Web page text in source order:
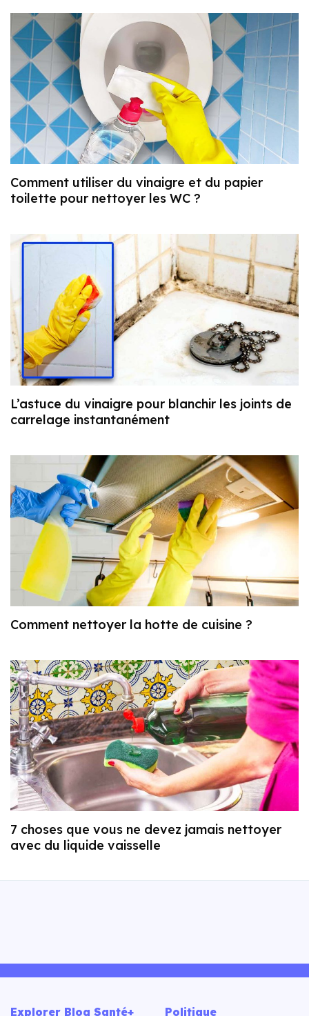
Comment utiliser du vinaigre et du papier
toilette pour nettoyer les WC ?
L’astuce du vinaigre pour blanchir les joints de
carrelage instantanément
Comment nettoyer la hotte de cuisine ?
7 choses que vous ne devez jamais nettoyer
avec du liquide vaisselle
Explorer Blog Santé+ Politique